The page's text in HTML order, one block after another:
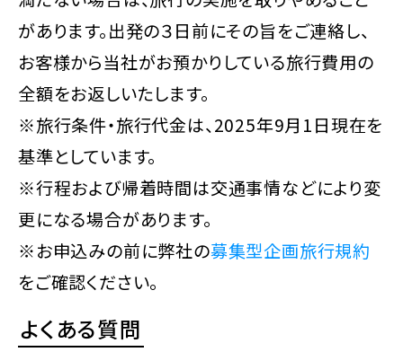
があります。出発の３日前にその旨をご連絡し、
お客様から当社がお預かりしている旅行費用の
全額をお返しいたします。
※旅行条件・旅行代金は、2025年9月1日現在を
基準としています。
※行程および帰着時間は交通事情などにより変
更になる場合があります。
※お申込みの前に弊社の募集型企画旅行規約
をご確認ください。
よくある質問